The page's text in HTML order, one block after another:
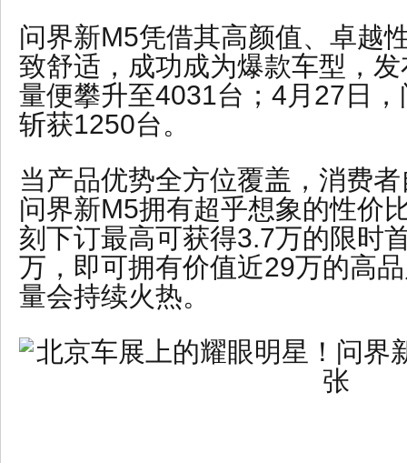
问界新M5凭借其高颜值、卓越
致舒适，成功成为爆款车型，
量便攀升至4031台；4月27日
斩获1250台。
当产品优势全方位覆盖，消费
问界新M5拥有超乎想象的性价
刻下订最高可获得3.7万的限时
万，即可拥有价值近29万的高
量会持续火热。